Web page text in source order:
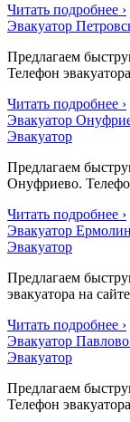
Читать подробнее ›
Эвакуатор
Предлагаем
Телефон
Читать подробнее ›
Эвакуатор
Эвакуатор
Предлагаем
Онуфриево.
Читать подробнее ›
Эвакуатор
Эвакуатор
Предлагаем
эвакуатора на
Читать подробнее ›
Эвакуатор
Эвакуатор
Предлагаем
Телефон